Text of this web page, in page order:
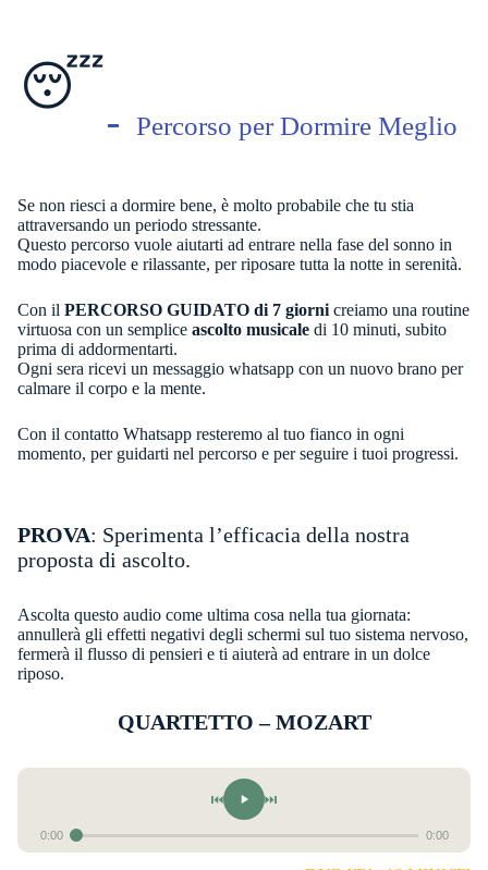
😴
Percorso per Dormire Meglio
Se non riesci a dormire bene, è molto probabile che tu stia
attraversando un periodo stressante.
Questo percorso vuole aiutarti ad entrare nella fase del sonno in
modo piacevole e rilassante, per riposare tutta la notte in serenità.
Con il PERCORSO GUIDATO di 7 giorni creiamo una routine
virtuosa con un semplice ascolto musicale di 10 minuti, subito
prima di addormentarti.
Ogni sera ricevi un messaggio whatsapp con un nuovo brano per
calmare il corpo e la mente.
Con il contatto Whatsapp resteremo al tuo fianco in ogni
momento, per guidarti nel percorso e per seguire i tuoi progressi.
PROVA: Sperimenta l’efficacia della nostra
proposta di ascolto.
Ascolta questo audio come ultima cosa nella tua giornata:
annullerà gli effetti negativi degli schermi sul tuo sistema nervoso,
fermerà il flusso di pensieri e ti aiuterà ad entrare in un dolce
riposo.
QUARTETTO – MOZART
⏮ ⏭
0:00 0:00